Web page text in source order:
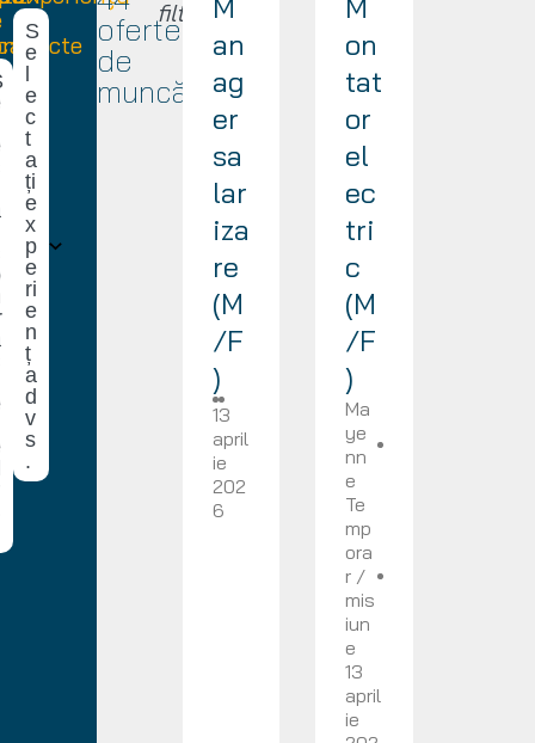
S
e
e
c
t
a
ți
e
x
p
e
ri
e
n
ț
a
d
v
s
.
oferte
de
muncă
filtreleM
an
ag
er
sa
lar
iza
re
(M
/F
)
13
april
ie
202
6
M
on
tat
or
el
ec
tri
c
(M
/F
)
Ma
ye
nn
e
Te
mp
ora
r /
mis
iun
e
13
april
ie